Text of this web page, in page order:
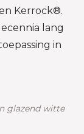
Kerrock®.
lang
in
glazend witte